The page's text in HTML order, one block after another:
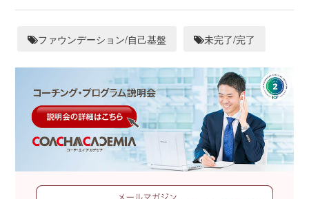
ファウンデーション/自己基盤 未完了/完了